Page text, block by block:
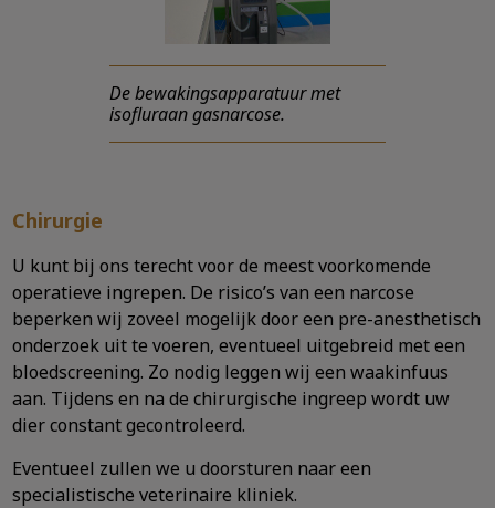
De bewakingsapparatuur met
isofluraan gasnarcose.
Chirurgie
U kunt bij ons terecht voor de meest voorkomende
operatieve ingrepen. De risico’s van een narcose
beperken wij zoveel mogelijk door een pre-anesthetisch
onderzoek uit te voeren, eventueel uitgebreid met een
bloedscreening. Zo nodig leggen wij een waakinfuus
aan. Tijdens en na de chirurgische ingreep wordt uw
dier constant gecontroleerd.
Eventueel zullen we u doorsturen naar een
specialistische veterinaire kliniek.